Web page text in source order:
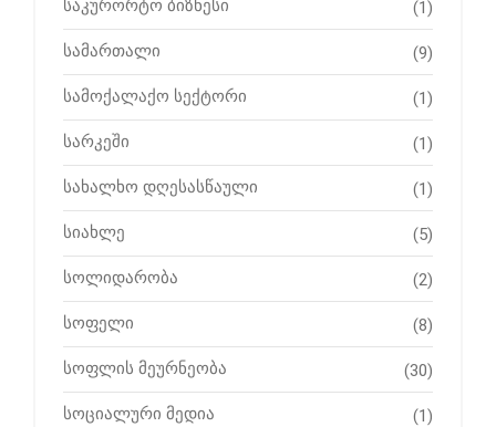
საკურორტო ბიზნესი (1)
სამართალი (9)
სამოქალაქო სექტორი (1)
სარკეში (1)
სახალხო დღესასწაული (1)
სიახლე (5)
სოლიდარობა (2)
სოფელი (8)
სოფლის მეურნეობა (30)
სოციალური მედია (1)